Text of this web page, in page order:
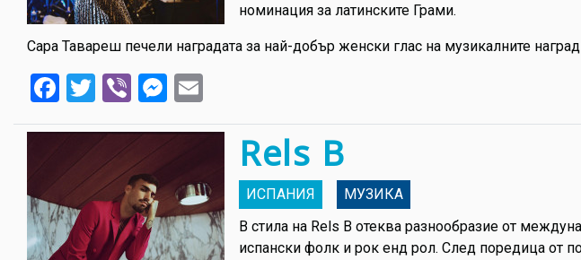
номинация за латинските Грами.
Сара Тавареш печели наградата за най-добър женски глас на музикалните
Facebook
Twitter
ViberMessenger
Rels B
ИСПАНИЯ
МУЗИКА
В стила на Rels B отеква разнообразие от
испански фолк и рок енд рол. След поредица от